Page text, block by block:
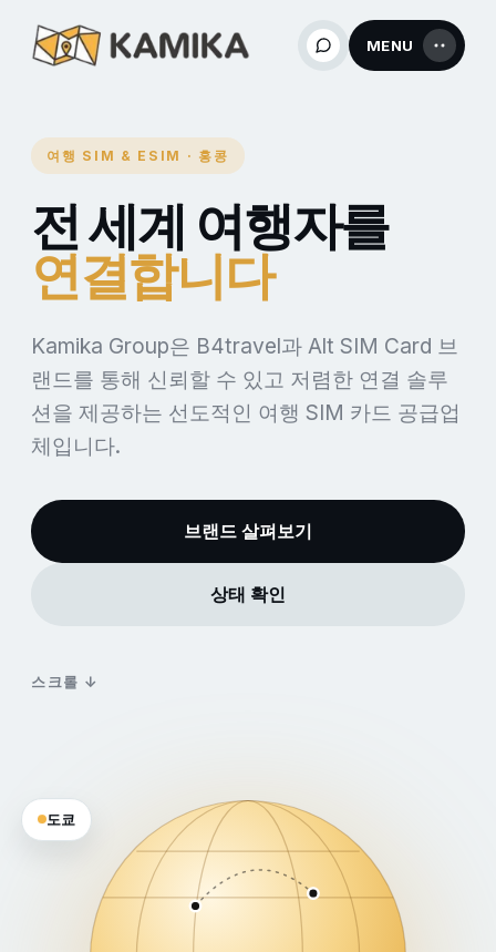
MENU
여행 SIM & ESIM · 홍콩
전 세계 여행자를
연결합니다
Kamika Group은 B4travel과 Alt SIM Card 브
랜드를 통해 신뢰할 수 있고 저렴한 연결 솔루
션을 제공하는 선도적인 여행 SIM 카드 공급업
체입니다.
브랜드 살펴보기
상태 확인
스크롤 ↓
도쿄